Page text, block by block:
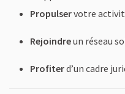
Propulservotre
Rejoindreun réseau
Profiterd’un cadre